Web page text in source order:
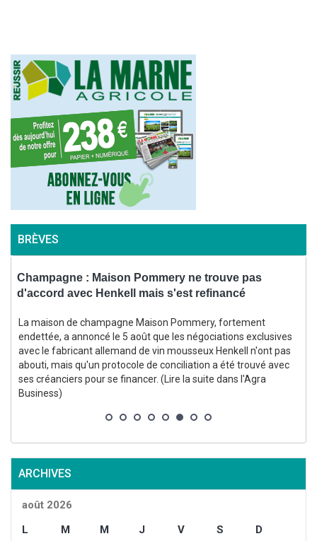
BRÈVES
Champagne : Maison Pommery ne trouve pas
d'accord avec Henkell mais s'est refinancé
La maison de champagne Maison Pommery, fortement
endettée, a annoncé le 5 août que les négociations exclusives
avec le fabricant allemand de vin mousseux Henkell n'ont pas
abouti, mais qu'un protocole de conciliation a été trouvé avec
ses créanciers pour se financer. (Lire la suite dans l'Agra
Business)
ARCHIVES
août 2026
L
M M J V S
D